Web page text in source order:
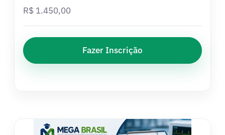
R$ 1.450,00
Fazer Inscrição